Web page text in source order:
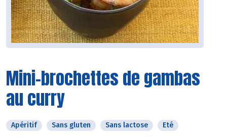
Mini-brochettes de gambas
au curry
Apéritif Sans gluten Sans lactose Eté